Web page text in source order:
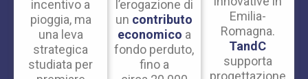
Emilia-
Romagna.
TandC
supporta
progettazione
l’erogazione di
un contributo
economico a
fondo perduto,
fino a
incentivo a
pioggia, ma
una leva
strategica
studiata per